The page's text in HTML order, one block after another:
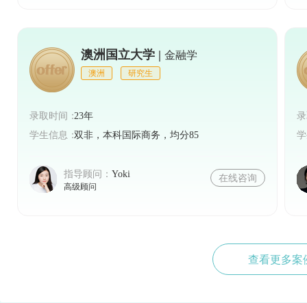
澳洲国立大学 | 金融学
澳洲 研究生
录取时间：23年
学生信息：双非，本科国际商务，均分85
指导顾问： Yoki
高级顾问
在线咨询
查看更多案